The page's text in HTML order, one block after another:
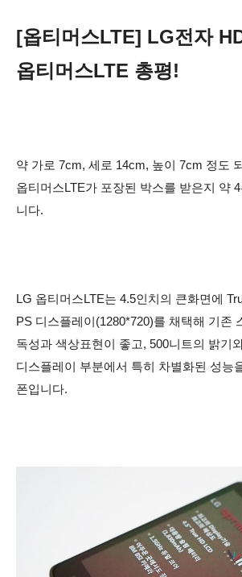
[옵티머스LTE] LG전자
옵티머스LTE 총평!
약 가로 7cm, 세로 14cm, 높이 7cm 정도
옵티머스LTE가 포장된 박스를 받은지 약
니다.
LG 옵티머스LTE는 4.5인치의 큰화면에
PS 디스플레이(1280*720)를 채택해 기존
독성과 색상표현이 좋고, 500니트의 밝기
디스플레이 부분에서 특히 차별화된 성능
폰입니다.